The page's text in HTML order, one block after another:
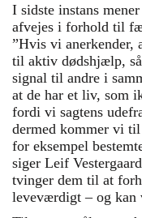
I sidste instans
afvejes i forhold til
”Hvis vi anerkender,
til aktiv dødshjælp,
signal til andre i
at de har et liv, som
fordi vi sagtens
dermed kommer vi til
for eksempel
siger Leif
tvinger dem til at
leveværdigt – og kan